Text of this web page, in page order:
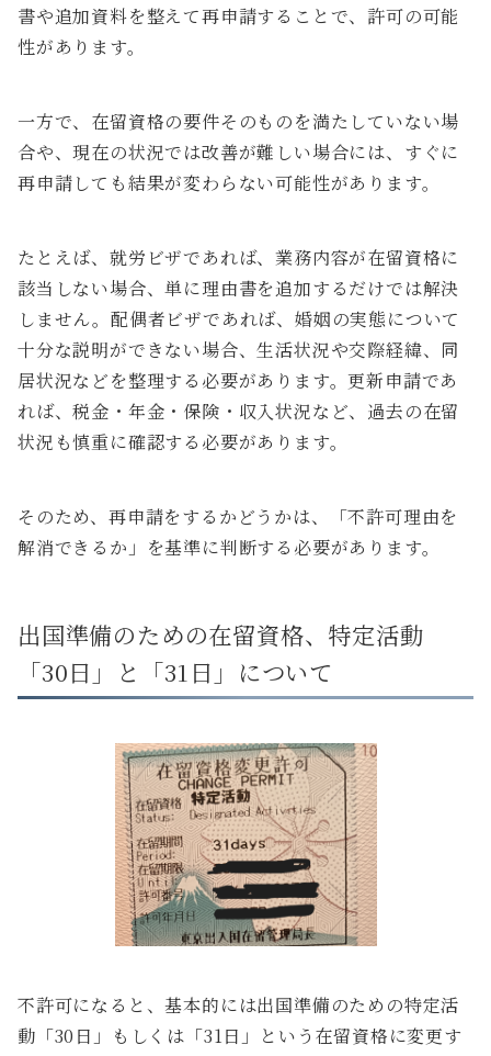
書や追加資料を整えて再申請することで、許可の可能
性があります。
一方で、在留資格の要件そのものを満たしていない場
合や、現在の状況では改善が難しい場合には、すぐに
再申請しても結果が変わらない可能性があります。
たとえば、就労ビザであれば、業務内容が在留資格に
該当しない場合、単に理由書を追加するだけでは解決
しません。配偶者ビザであれば、婚姻の実態について
十分な説明ができない場合、生活状況や交際経緯、同
居状況などを整理する必要があります。更新申請であ
れば、税金・年金・保険・収入状況など、過去の在留
状況も慎重に確認する必要があります。
そのため、再申請をするかどうかは、「不許可理由を
解消できるか」を基準に判断する必要があります。
出国準備のための在留資格、特定活動
「30日」と「31日」について
不許可になると、基本的には出国準備のための特定活
動「30日」もしくは「31日」という在留資格に変更す